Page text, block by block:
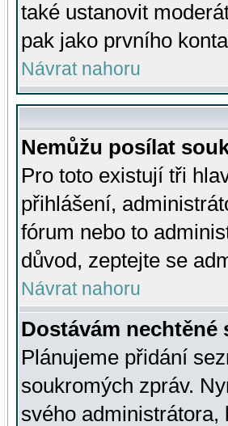
také ustanovit
pak jako prvního
Návrat nahoru
Nemůžu posílat
Pro toto existují tři
přihlášení,
fórum nebo to
důvod, zeptejte se
Návrat nahoru
Dostávám nechtěné
Plánujeme přidání
soukromých zpráv.
svého